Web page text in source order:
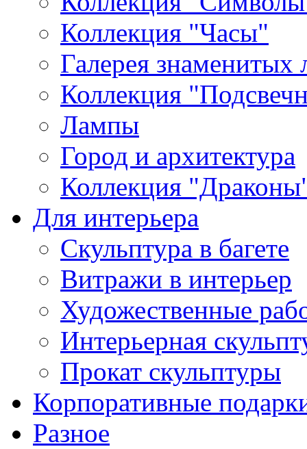
Коллекция "Часы"
Галерея знаменитых
Коллекция
Лампы
Город и архитектура
Коллекция
Для интерьера
Скульптура в багете
Витражи в интерьер
Художественные
Интерьерная
Прокат скульптуры
Корпоративные
Разное